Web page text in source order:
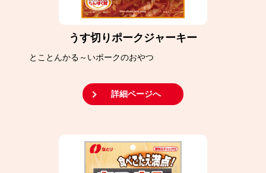
うす切りポークジャーキー
とことんかる～いポークのおやつ
詳細ページへ